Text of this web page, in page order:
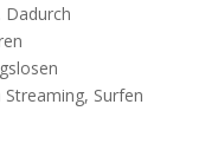
Dadurch
Surfen